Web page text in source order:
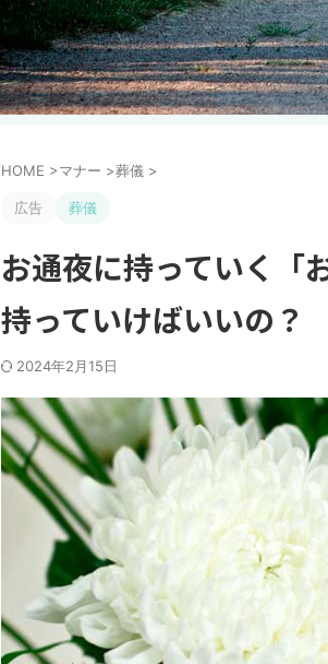
HOME >マナー >葬儀 >
広告 葬儀
お通夜に持っていく「
持っていけばいいの？
2024年2月15日